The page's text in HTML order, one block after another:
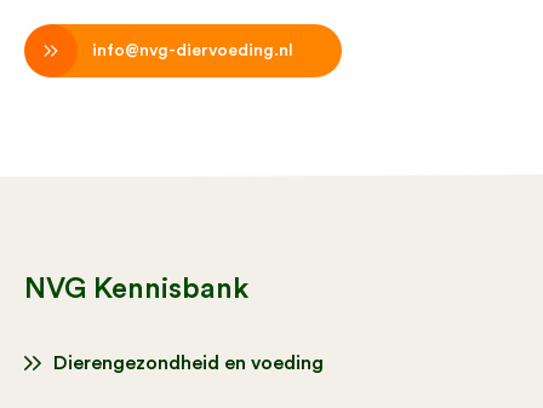
info@nvg-diervoeding.nl
NVG Kennisbank
Dierengezondheid en voeding